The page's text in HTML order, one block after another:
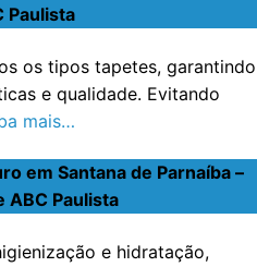
Paulista
os tipos tapetes, garantindo
e qualidade. Evitando
mais…
em Santana de Parnaíba –
ABC Paulista
e hidratação,